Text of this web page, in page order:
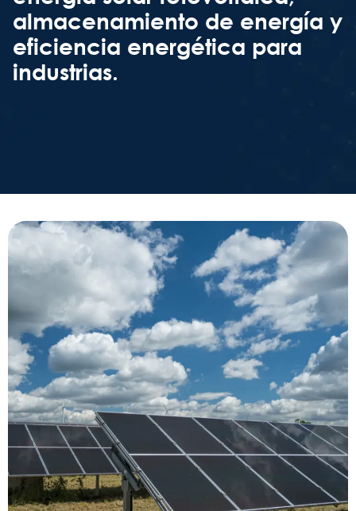
almacenamiento de energía y
eficiencia energética para
industrias.